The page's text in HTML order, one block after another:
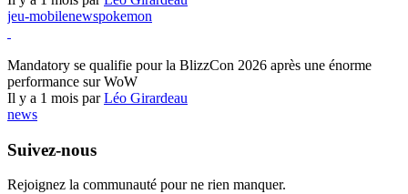
jeu-mobilenewspokemon
Mandatory se qualifie pour la BlizzCon 2026 après une énorme
performance sur WoW
Il y a 1 mois parLéo Girardeau
news
Suivez-nous
Rejoignez la communauté pour ne rien manquer.